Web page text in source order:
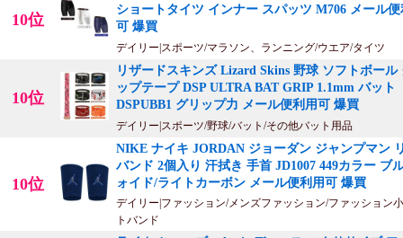
10位
ショートタイツ インナー スパッツ M706 メール便
可 爆買
デイリー|スポーツ/マラソン、ランニング/ウエア/タイツ
10位
リザードスキンズ Lizard Skins 野球 ソフトボール
ップテープ DSP ULTRA BAT GRIP 1.1mm バット
DSPUBB1 グリップ力 メール便利用可 爆買
デイリー|スポーツ/野球/バット/その他バット用品
10位
NIKE ナイキ JORDAN ジョーダン ジャンプマン
バンド 2個入り 汗拭き 手首 JD1007 449カラー ブ
ォイド/ライトカーボン メール便利用可 爆買
デイリー|ファッション/メンズファッション/ファッション
トバンド